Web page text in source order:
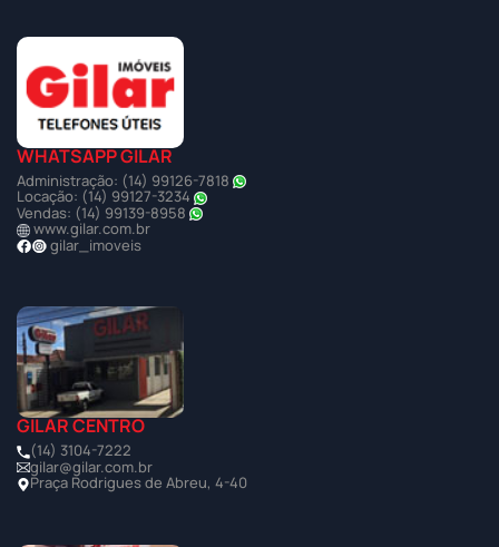
WHATSAPP GILAR
Administração: (14) 99126-7818
Locação: (14) 99127-3234
Vendas: (14) 99139-8958
www.gilar.com.br
gilar_imoveis
GILAR CENTRO
(14) 3104-7222
gilar@gilar.com.br
Praça Rodrigues de Abreu, 4-40